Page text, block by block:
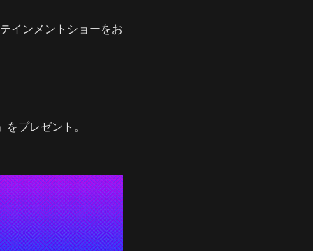
インメントショーをお
プレゼント。